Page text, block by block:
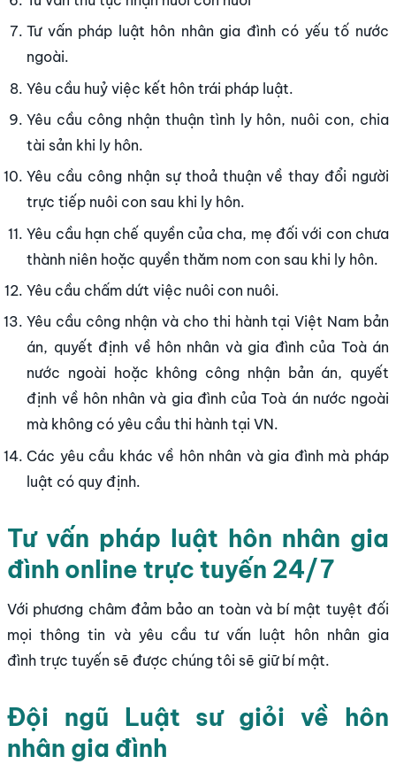
Tư vấn pháp luật hôn nhân gia đình có yếu tố nước
ngoài.
Yêu cầu huỷ việc kết hôn trái pháp luật.
Yêu cầu công nhận thuận tình ly hôn, nuôi con, chia
tài sản khi ly hôn.
Yêu cầu công nhận sự thoả thuận về thay đổi người
trực tiếp nuôi con sau khi ly hôn.
Yêu cầu hạn chế quyền của cha, mẹ đối với con chưa
thành niên hoặc quyền thăm nom con sau khi ly hôn.
Yêu cầu chấm dứt việc nuôi con nuôi.
Yêu cầu công nhận và cho thi hành tại Việt Nam bản
án, quyết định về hôn nhân và gia đình của Toà án
nước ngoài hoặc không công nhận bản án, quyết
định về hôn nhân và gia đình của Toà án nước ngoài
mà không có yêu cầu thi hành tại VN.
Các yêu cầu khác về hôn nhân và gia đình mà pháp
luật có quy định.
Tư vấn pháp luật hôn nhân gia
đình online trực tuyến 24/7
Với phương châm đảm bảo an toàn và bí mật tuyệt đối
mọi thông tin và yêu cầu tư vấn luật hôn nhân gia
đình trực tuyến sẽ được chúng tôi sẽ giữ bí mật.
Đội ngũ Luật sư giỏi về hôn
nhân gia đình